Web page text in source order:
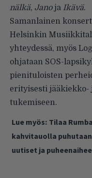
nälkä, Janoja Ikävä.
Samanlainen
Helsinkin
yhteydessä, myös
ohjataan SOS-
pienituloisten
erityisesti
tukemiseen.
Lue myös: Tilaa
kahvitauolla
uutiset ja